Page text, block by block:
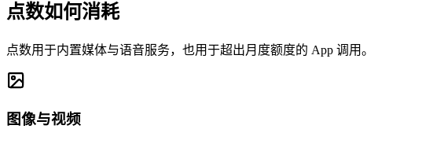
点数如何消耗
点数用于内置媒体与语音服务，也用于超出月度额度的 App 调用。
图像与视频